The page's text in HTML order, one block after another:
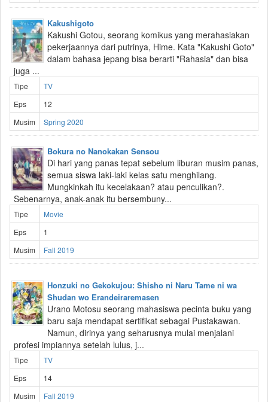
Kakushigoto
Kakushi Gotou, seorang komikus yang merahasiakan
pekerjaannya dari putrinya, Hime. Kata "Kakushi Goto"
dalam bahasa jepang bisa berarti "Rahasia" dan bisa
juga ...
Tipe
TV
Eps
12
Musim
Spring 2020
Bokura no Nanokakan Sensou
Di hari yang panas tepat sebelum liburan musim panas,
semua siswa laki-laki kelas satu menghilang.
Mungkinkah itu kecelakaan? atau penculikan?.
Sebenarnya, anak-anak itu bersembuny...
Tipe
Movie
Eps
1
Musim
Fall 2019
Honzuki no Gekokujou: Shisho ni Naru Tame ni wa
Shudan wo Erandeiraremasen
Urano Motosu seorang mahasiswa pecinta buku yang
baru saja mendapat sertifikat sebagai Pustakawan.
Namun, dirinya yang seharusnya mulai menjalani
profesi impiannya setelah lulus, j...
Tipe
TV
Eps
14
Musim
Fall 2019